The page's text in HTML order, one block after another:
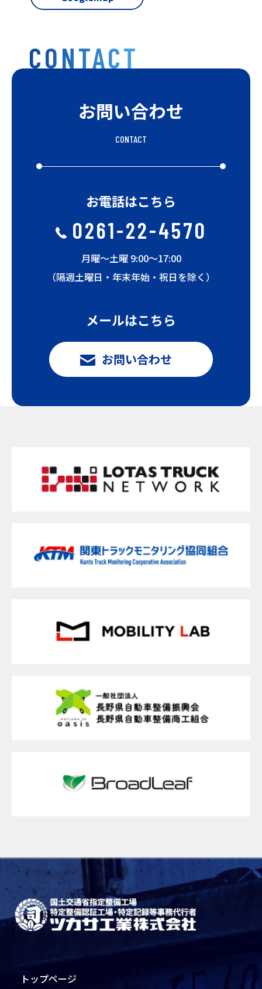
CONTACT
お問い合わせ
CONTACT
お電話はこちら
0261-22-4570
月曜〜土曜 9:00〜17:00
（隔週土曜日・年末年始・祝日を除く）
メールはこちら
お問い合わせ
トップページ